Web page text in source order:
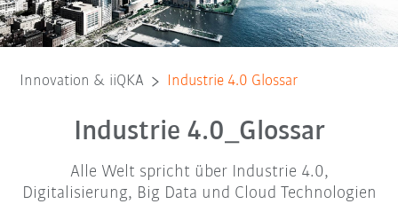
Innovation & iiQKA Industrie 4.0 Glossar
Industrie 4.0_Glossar
Alle Welt spricht über Industrie 4.0,
Digitalisierung, Big Data und Cloud Technologien